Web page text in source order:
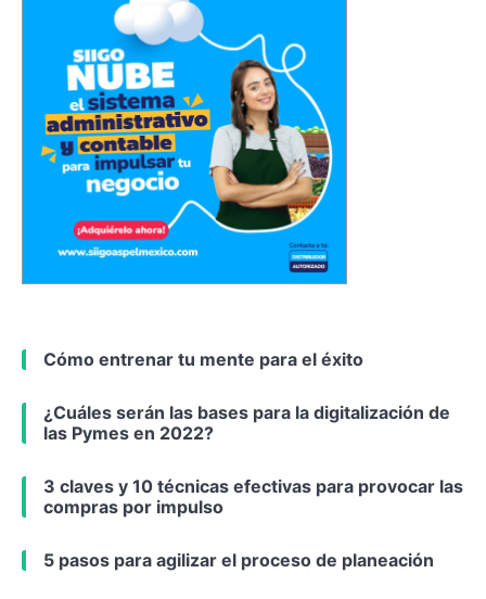
Cómo entrenar tu mente para el éxito
¿Cuáles serán las bases para la digitalización de
las Pymes en 2022?
3 claves y 10 técnicas efectivas para provocar las
compras por impulso
5 pasos para agilizar el proceso de planeación